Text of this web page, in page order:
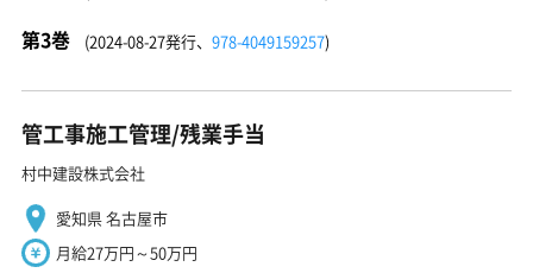
第3巻 (2024-08-27発行、 978-4049159257)
管工事施工管理/残業手当
村中建設株式会社
愛知県 名古屋市
月給27万円～50万円